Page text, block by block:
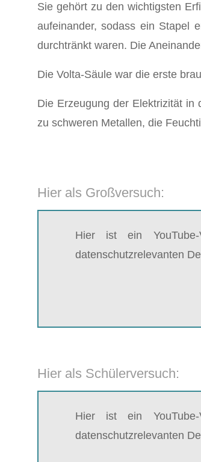
Sie gehört zu den wichtigsten
aufeinander, sodass ein Stapel
durchtränkt waren. Die
Die Volta-Säule war die erste
Die Erzeugung der Elektrizität in
zu schweren Metallen, die
Hier als Großversuch:
Hier ist ein
datenschutzrelevanten
Hier als Schülerversuch:
Hier ist ein
datenschutzrelevanten